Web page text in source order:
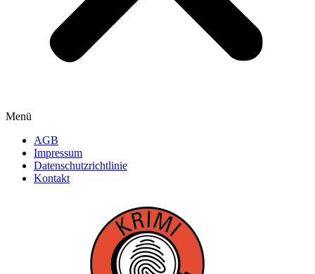
Menü
AGB
Impressum
Datenschutzrichtlinie
Kontakt